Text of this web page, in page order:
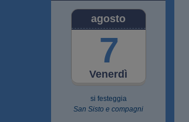
Venerdì
agosto
7
si festeggia
San Sisto e compagni